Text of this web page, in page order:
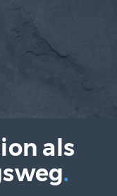
als
.